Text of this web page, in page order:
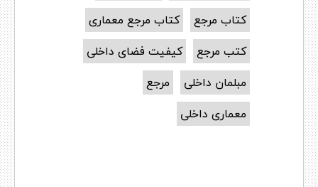
کتاب مرجع
کتاب مرجع معماری
کتب مرجع
کیفیت فضای داخلی
مبلمان داخلی
مرجع
معماری داخلی